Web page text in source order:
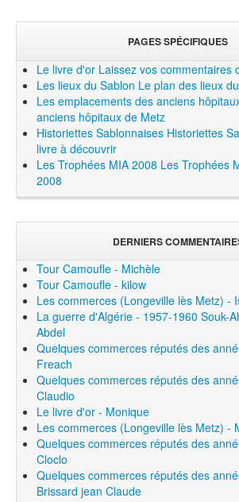
PAGES SPÉCIFIQUES
Le livre d'or Laissez vos commentaires
Les lieux du Sablon Le plan des lieux
Les emplacements des anciens
anciens hôpitaux de Metz
Historiettes Sablonnaises Historiettes
livre à découvrir
Les Trophées MIA 2008 Les Trophées
2008
DERNIERS
Tour Camoufle - Michèle
Tour Camoufle - kilow
Les commerces (Longeville lès Metz) -
La guerre d'Algérie - 1957-1960 Souk-
Abdel
Quelques commerces réputés des
Freach
Quelques commerces réputés des
Claudio
Le livre d'or - Monique
Les commerces (Longeville lès Metz) -
Quelques commerces réputés des
Cloclo
Quelques commerces réputés des
Brissard jean Claude